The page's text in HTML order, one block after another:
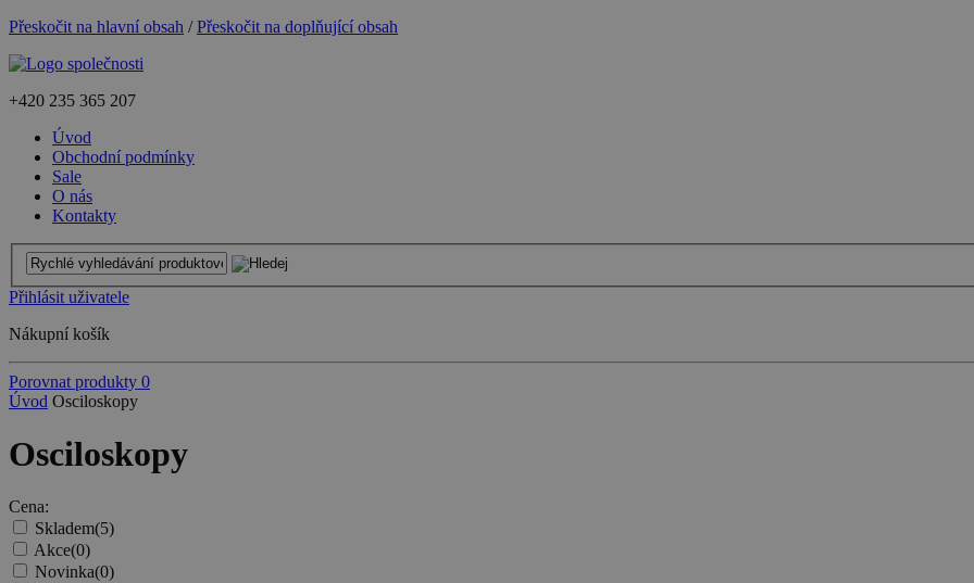
Přeskočit na hlavní obsah /Přeskočit na doplňující obsah
+420 235 365 207
Úvod
Obchodní podmínky
Sale
O nás
Kontakty
Přihlásit uživatele
Nákupní košík
Porovnat produkty 0
Úvod Osciloskopy
Osciloskopy
Cena:
Skladem(5)
Akce(0)
Novinka(0)